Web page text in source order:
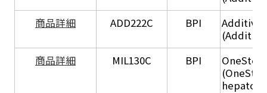
商品詳細
ADD222C BPI
商品詳細
MIL130C BPI